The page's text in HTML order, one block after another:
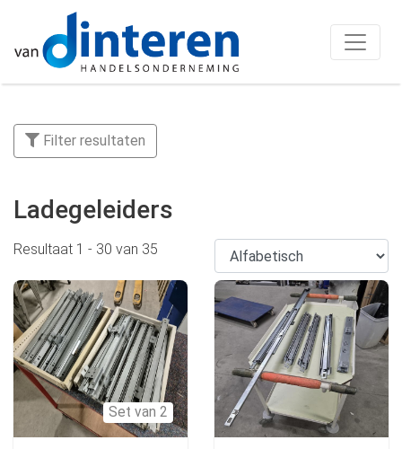
Filter resultaten
Ladegeleiders
Resultaat 1 - 30 van 35
Set van 2